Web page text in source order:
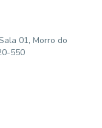
01, Morro do
550